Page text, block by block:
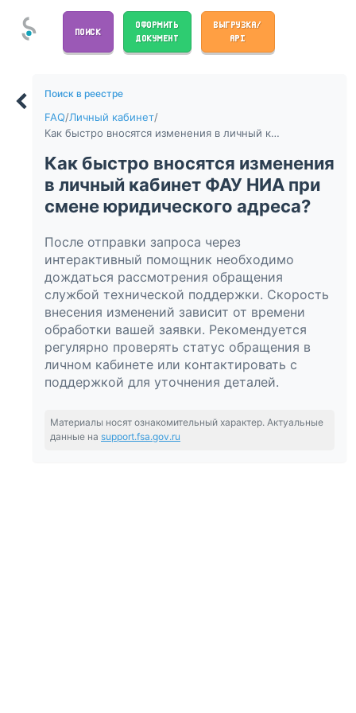
ПОИСК
ОФОРМИТЬ
ДОКУМЕНТ
ВЫГРУЗКА/
API
Поиск в реестре
FAQ/Личный кабинет/
Как быстро вносятся изменения в личный кабинет ФАУ НИА при смене юридического адреса?
Как быстро вносятся изменения
в личный кабинет ФАУ НИА при
смене юридического адреса?
После отправки запроса через
интерактивный помощник необходимо
дождаться рассмотрения обращения
службой технической поддержки. Скорость
внесения изменений зависит от времени
обработки вашей заявки. Рекомендуется
регулярно проверять статус обращения в
личном кабинете или контактировать с
поддержкой для уточнения деталей.
Материалы носят ознакомительный характер. Актуальные
данные на support.fsa.gov.ru